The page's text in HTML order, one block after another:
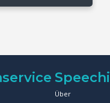
Speechi
Über